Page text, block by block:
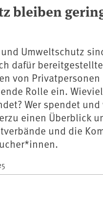
bleiben
Umweltschutz
dafür
von
Rolle ein.
Wer spendet
einen Überblick
und die